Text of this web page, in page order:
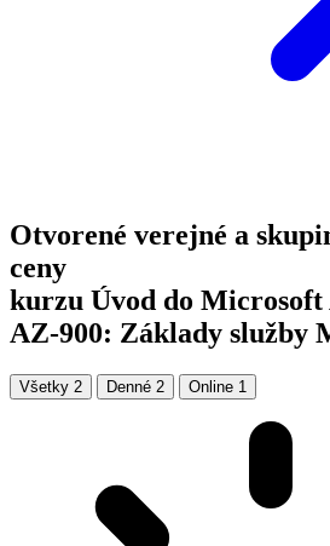
Otvorené verejné a
ceny
kurzu Úvod do
AZ-900: Základy služby
Všetky 2 Denné 2 Online 1